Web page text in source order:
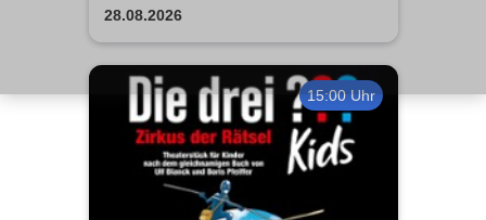
28.08.2026
15:00 Uhr